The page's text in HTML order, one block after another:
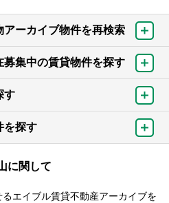
アーカイブ物件を再検索
募集中の賃貸物件を探す
す
を探す
に関して
エイブル賃貸不動産アーカイブを